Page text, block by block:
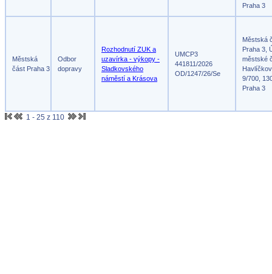
Praha 3
Městská
část Praha 3
Odbor
dopravy
Rozhodnutí ZUK a
uzavírka - výkopy -
Sladkovského
náměstí a Krásova
UMCP3
441811/2026
OD/1247/26/Se
Městská
Praha 3,
městské
9/700,
Praha 3
1 - 25 z 110